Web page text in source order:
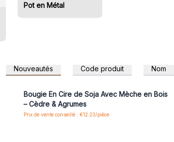
Pot en Métal
Nouveautés Code produit Nom
Connectez-vous ou inscrivez-vous pour accéder
aux prix de gros
Bougie En Cire de Soja Avec Mèche en Bois
– Cèdre & Agrumes
Prix de vente conseillé : €12.23/pièce